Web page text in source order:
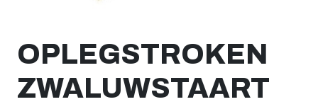
OPLEGSTROKEN
ZWALUWSTAART